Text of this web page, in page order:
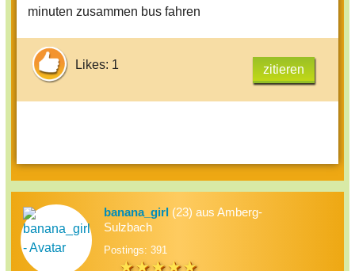
minuten zusammen bus fahren
Likes: 1 zitieren
banana_girl (23) aus Amberg-
Sulzbach
Postings: 391